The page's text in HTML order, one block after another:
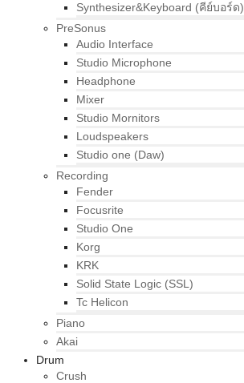
Synthesizer&Keyboard (คีย์บอร์ด)
PreSonus
Audio Interface
Studio Microphone
Headphone
Mixer
Studio Mornitors
Loudspeakers
Studio one (Daw)
Recording
Fender
Focusrite
Studio One
Korg
KRK
Solid State Logic (SSL)
Tc Helicon
Piano
Akai
Drum
Crush